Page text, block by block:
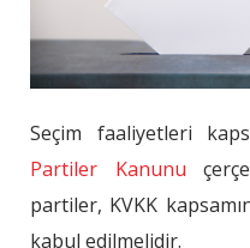
Seçim faaliyetleri
Partiler Kanunu
partiler, KVKK
kabul edilmelidir.